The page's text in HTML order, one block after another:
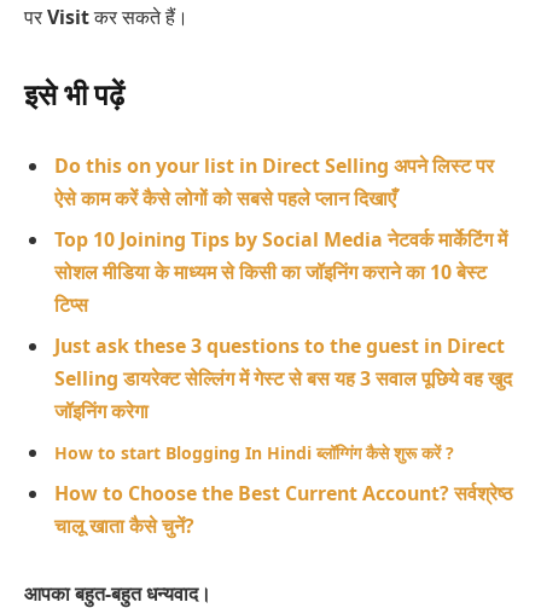
परVisitकर सकते हैं।
इसे भी पढ़ें
Do this on your list in Direct Selling अपने लिस्ट पर
ऐसे काम करें कैसे लोगों को सबसे पहले प्लान दिखाएँ
Top 10 Joining Tips by Social Media नेटवर्क मार्केटिंग में
सोशल मीडिया के माध्यम से किसी का जॉइनिंग कराने का 10 बेस्ट
टिप्स
Just ask these 3 questions to the guest in Direct
Selling डायरेक्ट सेल्लिंग में गेस्ट से बस यह 3 सवाल पूछिये वह खुद
जॉइनिंग करेगा
How to start Blogging In Hindi ब्लॉग्गिंग कैसे शुरू करें ?
How to Choose the Best Current Account? सर्वश्रेष्ठ
चालू खाता कैसे चुनें?
आपका बहुत-बहुत धन्यवाद।